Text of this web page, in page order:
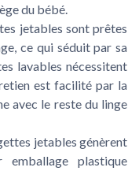
du bébé.
jetables sont prêtes
ce qui séduit par sa
lavables nécessitent
est facilité par la
avec le reste du linge
jetables génèrent
plastique